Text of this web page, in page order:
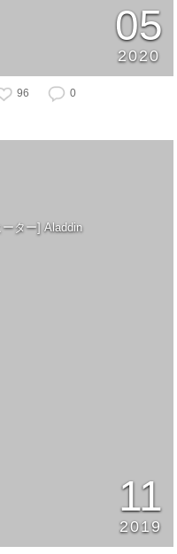
05
2020
96 0
ター] Aladdin
11
2019